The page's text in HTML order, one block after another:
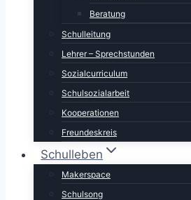
Beratung
Schulleitung
Lehrer – Sprechstunden
Sozialcurriculum
Schulsozialarbeit
Kooperationen
Freundeskreis
Schulleben
Makerspace
Schulsong